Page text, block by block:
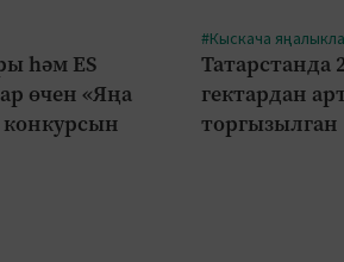
һәм ES
өчен «Яңа
#Кыскача
Татарстанда
гектардан
торгызылган